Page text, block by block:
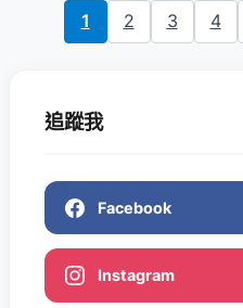
1 2 3 4
追蹤我
Facebook
Instagram